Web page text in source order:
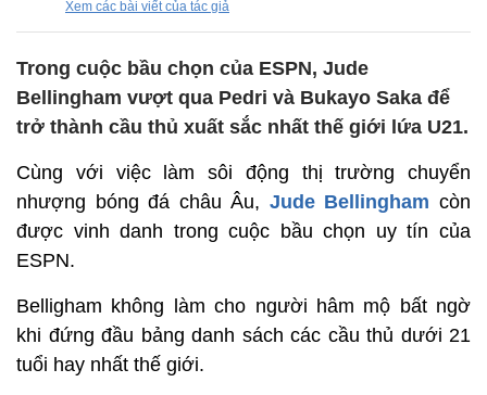
Xem các bài viết của tác giả
Trong cuộc bầu chọn của ESPN, Jude
Bellingham vượt qua Pedri và Bukayo Saka để
trở thành cầu thủ xuất sắc nhất thế giới lứa U21.
Cùng với việc làm sôi động thị trường chuyển
nhượng bóng đá châu Âu, Jude Bellingham còn
được vinh danh trong cuộc bầu chọn uy tín của
ESPN.
Belligham không làm cho người hâm mộ bất ngờ
khi đứng đầu bảng danh sách các cầu thủ dưới 21
tuổi hay nhất thế giới.